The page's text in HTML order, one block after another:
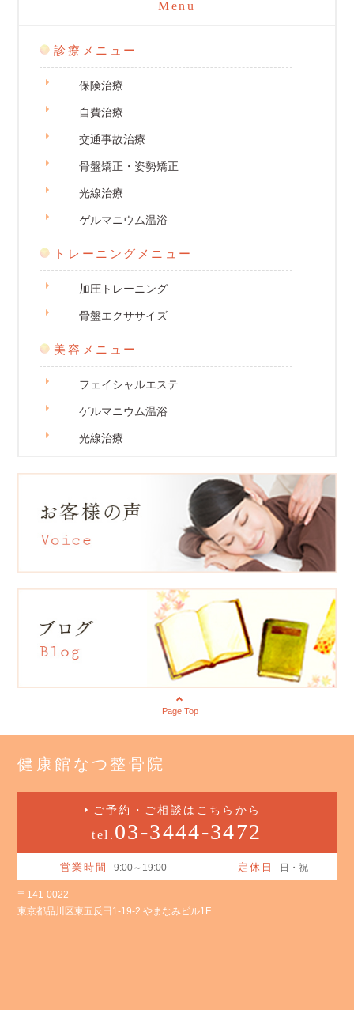
Menu
診療メニュー
保険治療
自費治療
交通事故治療
骨盤矯正・姿勢矯正
光線治療
ゲルマニウム温浴
トレーニングメニュー
加圧トレーニング
骨盤エクササイズ
美容メニュー
フェイシャルエステ
ゲルマニウム温浴
光線治療
Page Top
健康館なつ整骨院
ご予約・ご相談はこちらから
tel. 03-3444-3472
営業時間 9:00～19:00 定休日 日・祝
〒141-0022
東京都品川区東五反田1-19-2 やまなみビル1F